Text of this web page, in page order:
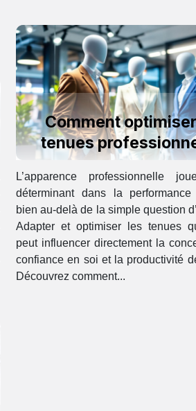
Comment
tenues
pour augmenter
productivité?
L’apparence professionnelle
déterminant dans la
bien au-delà de la simple question
Adapter et optimiser les tenues
peut influencer directement la
confiance en soi et la productivité
Découvrez comment...